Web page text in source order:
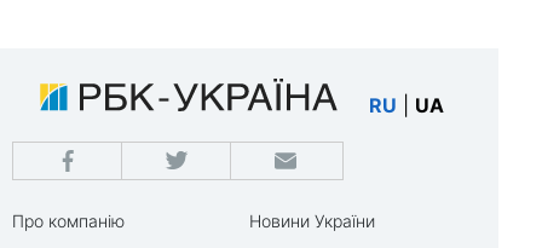
RU UA
Про компанію
Новини України